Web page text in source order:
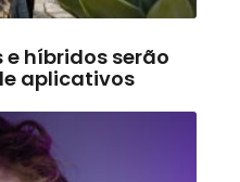
e híbridos serão
aplicativos